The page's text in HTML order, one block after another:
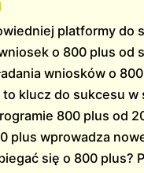
platformy do
o 800 plus od
wniosków o
klucz do sukcesu w
800 plus od
plus wprowadza
się o 800 plus?